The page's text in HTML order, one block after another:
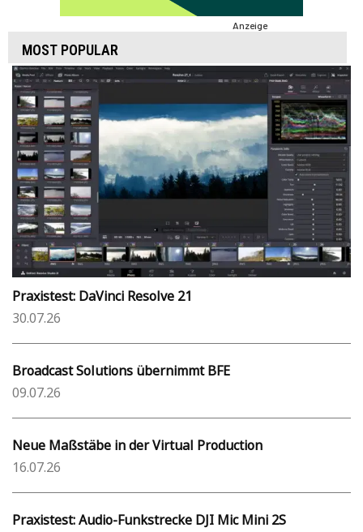
Anzeige
MOST POPULAR
Praxistest: DaVinci Resolve 21
30.07.26
Broadcast Solutions übernimmt BFE
09.07.26
Neue Maßstäbe in der Virtual Production
16.07.26
Praxistest: Audio-Funkstrecke DJI Mic Mini 2S